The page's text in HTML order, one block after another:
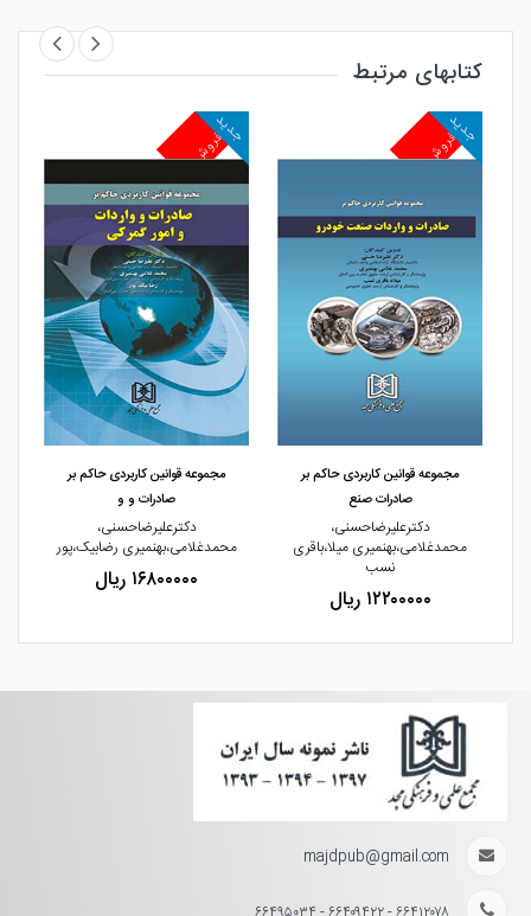
کتابهای مرتبط
پرفروش
جدید
مشاهده و خرید
مجموعه قوانین کاربردی حاکم بر
صادرات صنع
دکترعلیرضاحسنی،
محمدغلامی،بهنمیری میلا،باقری
نسب
۱۲۲۰۰۰۰۰ ریال
پرفروش
جدید
مجموعه قوانین کاربردی حاکم بر
صادرات و و
دکترعلیرضاحسنی،
محمدغلامی،بهنمیری رضابیک،پور
۱۶۸۰۰۰۰۰ ریال
majdpub@gmail.com